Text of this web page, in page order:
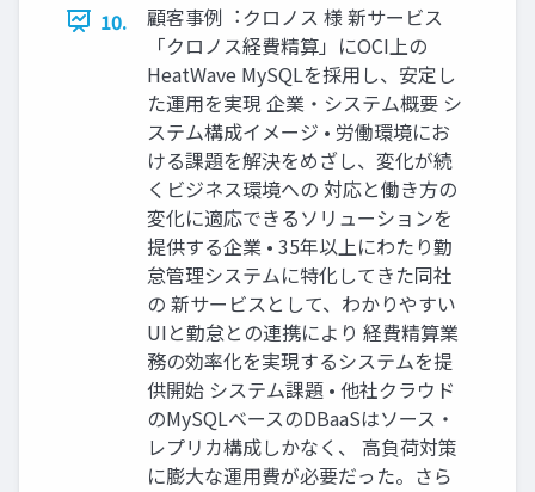
10.
顧客事例︓クロノス 様 新サービス
「クロノス経費精算」にOCI上の
HeatWave MySQLを採⽤し、安定し
た運⽤を実現 企業・システム概要 シ
ステム構成イメージ • 労働環境にお
ける課題を解決をめざし、変化が続
くビジネス環境への 対応と働き⽅の
変化に適応できるソリューションを
提供する企業 • 35年以上にわたり勤
怠管理システムに特化してきた同社
の 新サービスとして、わかりやすい
UIと勤怠との連携により 経費精算業
務の効率化を実現するシステムを提
供開始 システム課題 • 他社クラウド
のMySQLベースのDBaaSはソース・
レプリカ構成しかなく、 ⾼負荷対策
に膨⼤な運⽤費が必要だった。さら